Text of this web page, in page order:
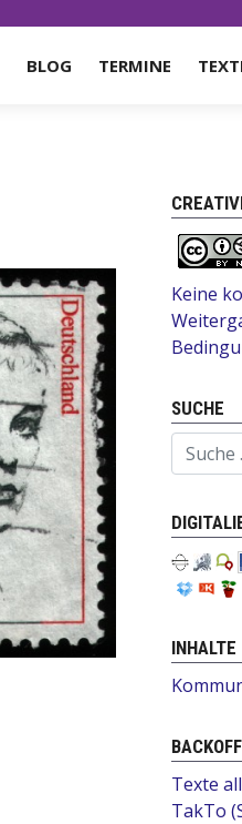
BLOG TERMINE
Keine
SUCHE
Suchen
INHALTE
Texte
TakTo